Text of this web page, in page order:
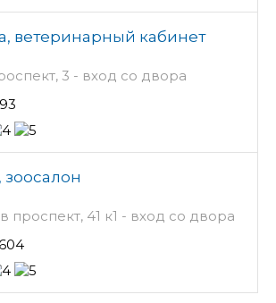
ветеринарный кабинет
3 - вход со двора
проспект, 41 к1 - вход со двора